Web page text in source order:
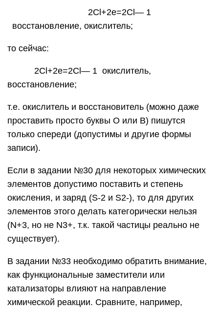
2Cl+2e=2Cl— 1
восстановление, окислитель;
то сейчас:
2Cl+2e=2Cl— 1 окислитель,
восстановление;
т.е. окислитель и восстановитель (можно даже
проставить просто буквы О или В) пишутся
только спереди (допустимы и другие формы
записи).
Если в задании №30 для некоторых химических
элементов допустимо поставить и степень
окисления, и заряд (S-2 и S2-), то для других
элементов этого делать категорически нельзя
(N+3, но не N3+, т.к. такой частицы реально не
существует).
В задании №33 необходимо обратить внимание,
как функциональные заместители или
катализаторы влияют на направление
химической реакции. Сравните, например,